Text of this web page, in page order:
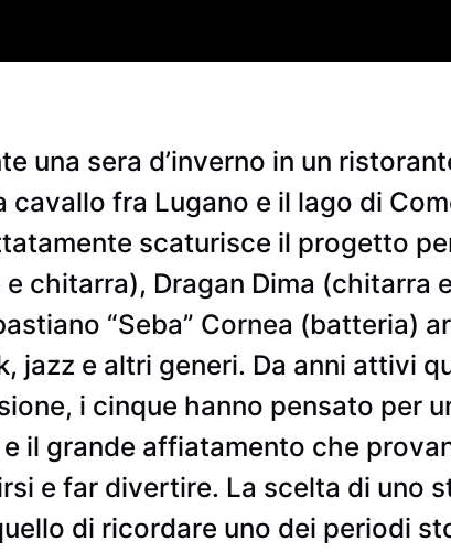
una sera d’inverno in un
fra Lugano e il lago di
scaturisce il progetto
chitarra), Dragan Dima (chitarra
“Seba” Cornea (batteria)
jazz e altri generi. Da anni attivi
i cinque hanno pensato per
il grande affiatamento che
e far divertire. La scelta di uno
di ricordare uno dei periodi